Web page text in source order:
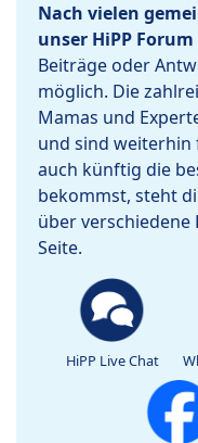
Nach vielen
unser HiPP
Beiträge oder
möglich. Die
Mamas und
und sind weiterhin
auch künftig die
bekommst, steht
über verschiedene
Seite.
HiPP Live Chat